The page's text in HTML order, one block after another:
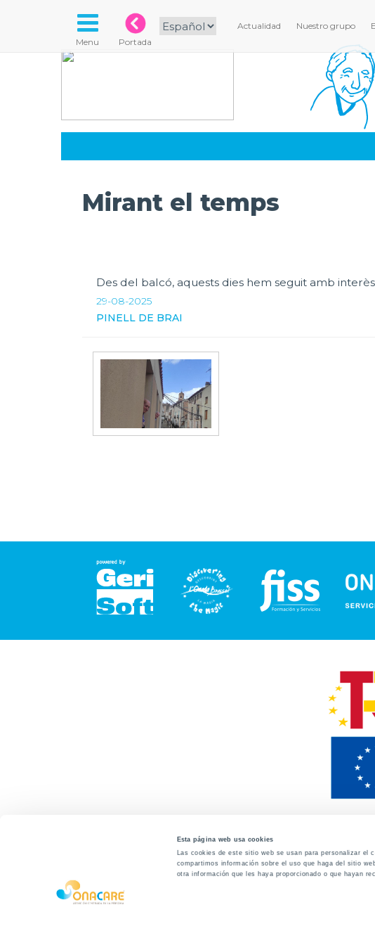
Esta página web usa cookies
Las cookies de este sitio web se usan para personalizar el
compartimos información sobre el uso que haga del sitio
otra información que les haya proporcionado o que hayan
Actualidad Nuestro grupo
Menu Portada
Mirant el temps
Des del balcó, aquests dies hem seguit amb
29-08-2025
PINELL DE BRAI
Contacto